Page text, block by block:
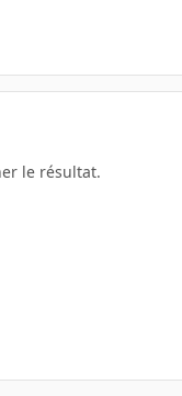
le résultat.